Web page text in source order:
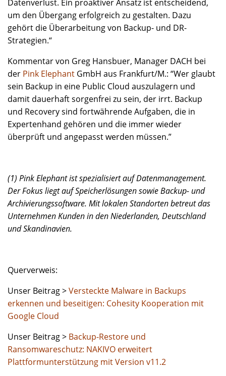
Datenverlust. Ein proaktiver Ansatz ist entscheidend,
um den Übergang erfolgreich zu gestalten. Dazu
gehört die Überarbeitung von Backup- und DR-
Strategien.“
Kommentar von Greg Hansbuer, Manager DACH bei
der Pink Elephant GmbH aus Frankfurt/M.: “Wer glaubt
sein Backup in eine Public Cloud auszulagern und
damit dauerhaft sorgenfrei zu sein, der irrt. Backup
und Recovery sind fortwährende Aufgaben, die in
Expertenhand gehören und die immer wieder
überprüft und angepasst werden müssen.”
(1) Pink Elephant ist spezialisiert auf Datenmanagement.
Der Fokus liegt auf Speicherlösungen sowie Backup- und
Archivierungssoftware. Mit lokalen Standorten betreut das
Unternehmen Kunden in den Niederlanden, Deutschland
und Skandinavien.
Querverweis:
Unser Beitrag >Versteckte Malware in Backups
erkennen und beseitigen: Cohesity Kooperation mit
Google Cloud
Unser Beitrag > Backup-Restore und
Ransomwareschutz: NAKIVO erweitert
Plattformunterstützung mit Version v11.2